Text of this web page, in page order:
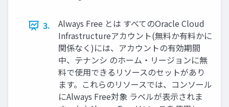
3.
Always Free とは すべてのOracle Cloud
Infrastructureアカウント(無料か有料かに
関係なく)には、アカウントの有効期間
中、テナンシ のホーム・リージョンに無
料で使用できるリソースのセットがあり
ます。これらのリソースでは、コンソール
にAlways Free対象 ラベルが表示されま